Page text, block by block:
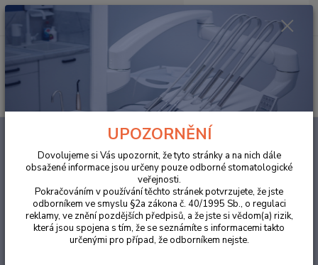
Hledat
za 0,00 Kč
Ochranné pomůcky Rukavice
Rukavice
Nitrilové
Upřesnit parametry
UPOZORNĚNÍ
Dovolujeme si Vás upozornit, že tyto stránky a na nich dále
obsažené informace jsou určeny pouze odborné stomatologické
veřejnosti.
Pokračováním v používání těchto stránek potvrzujete, že jste
odborníkem ve smyslu §2a zákona č. 40/1995 Sb., o regulaci
reklamy, ve znění pozdějších předpisů, a že jste si vědom(a) rizik,
která jsou spojena s tím, že se seznámíte s informacemi takto
určenými pro případ, že odborníkem nejste.